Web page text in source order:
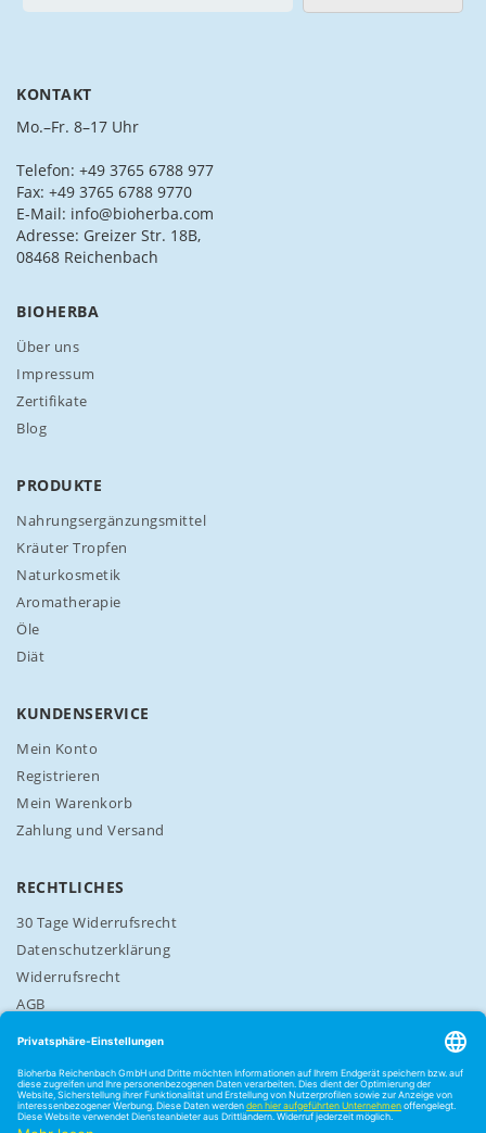
l
S
i
s
i
c
h
f
u
n
r
e
e
w
s
e
t
t
e
n
KONTAKT
Mo.–Fr. 8–17 Uhr
Telefon: +49 3765 6788 977
Fax: +49 3765 6788 9770
E-Mail: info@bioherba.com
Adresse: Greizer Str. 18B,
08468 Reichenbach
BIOHERBA
Über uns
Impressum
Zertifikate
Blog
PRODUKTE
Nahrungsergänzungsmittel
Kräuter Tropfen
Naturkosmetik
Aromatherapie
Öle
Diät
KUNDENSERVICE
Mein Konto
Registrieren
Mein Warenkorb
Zahlung und Versand
RECHTLICHES
30 Tage Widerrufsrecht
Datenschutzerklärung
Widerrufsrecht
AGB